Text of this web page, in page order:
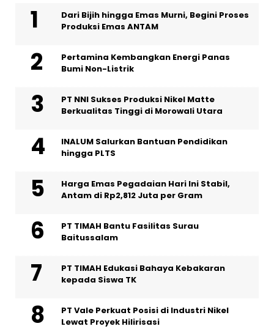
Dari Bijih hingga Emas Murni, Begini Proses
Produksi Emas ANTAM
Pertamina Kembangkan Energi Panas
Bumi Non-Listrik
PT NNI Sukses Produksi Nikel Matte
Berkualitas Tinggi di Morowali Utara
INALUM Salurkan Bantuan Pendidikan
hingga PLTS
Harga Emas Pegadaian Hari Ini Stabil,
Antam di Rp2,812 Juta per Gram
PT TIMAH Bantu Fasilitas Surau
Baitussalam
PT TIMAH Edukasi Bahaya Kebakaran
kepada Siswa TK
PT Vale Perkuat Posisi di Industri Nikel
Lewat Proyek Hilirisasi